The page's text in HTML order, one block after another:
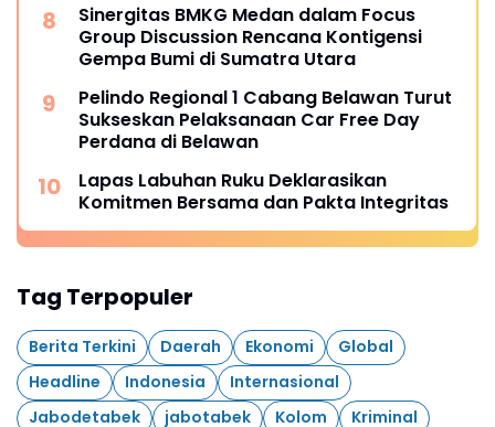
Sinergitas BMKG Medan dalam Focus
Group Discussion Rencana Kontigensi
Gempa Bumi di Sumatra Utara
Pelindo Regional 1 Cabang Belawan Turut
Sukseskan Pelaksanaan Car Free Day
Perdana di Belawan
Lapas Labuhan Ruku Deklarasikan
Komitmen Bersama dan Pakta Integritas
Tag Terpopuler
Berita Terkini Daerah Ekonomi
Global
Headline
Indonesia
Internasional
Jabodetabek
jabotabek Kolom
Kriminal